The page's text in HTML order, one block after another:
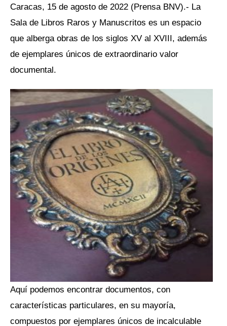
Caracas, 15 de agosto de 2022 (Prensa BNV).- La
Sala de Libros Raros y Manuscritos es un espacio
que alberga obras de los siglos XV al XVIII, además
de ejemplares únicos de extraordinario valor
documental.
Aquí podemos encontrar documentos, con
características particulares, en su mayoría,
compuestos por ejemplares únicos de incalculable